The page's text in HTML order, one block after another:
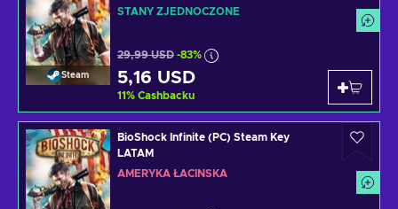
Steam
STANY ZJEDNOCZONE
29,99 USD -83%
5,16 USD
11% Cashbacku
BioShock Infinite (PC) Steam Key
LATAM
AMERYKA ŁACIŃSKA